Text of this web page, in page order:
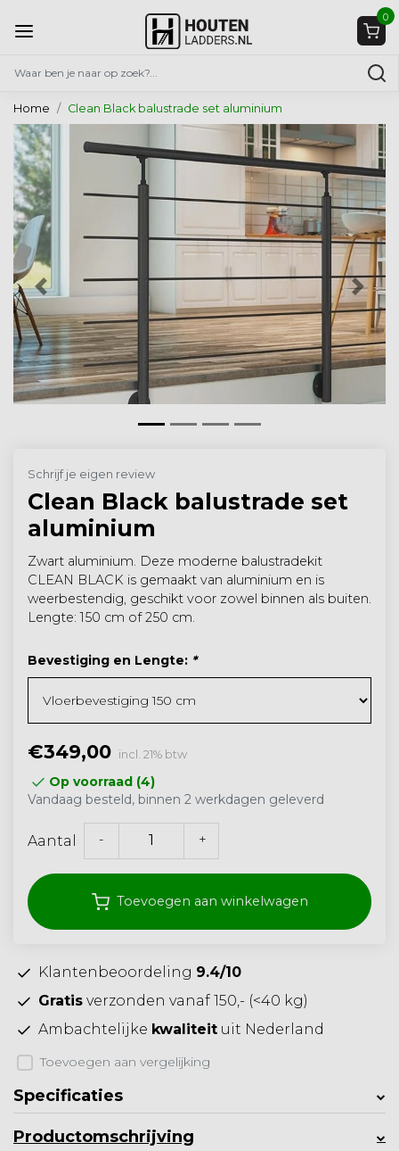
0
Home Clean Black balustrade set aluminium
Vorige
Schrijf je eigen review
Clean Black balustrade set
aluminium
Zwart aluminium. Deze moderne balustradekit
CLEAN BLACK is gemaakt van aluminium en is
weerbestendig, geschikt voor zowel binnen als buiten.
Lengte: 150 cm of 250 cm.
Bevestiging en Lengte: *
€349,00 incl. 21% btw
Op voorraad (4)
Vandaag besteld, binnen 2 werkdagen geleverd
Aantal - +
Toevoegen aan winkelwagen
Klantenbeoordeling 9.4/10
Gratis verzonden vanaf 150,- (<40 kg)
Ambachtelijke kwaliteit uit Nederland
Toevoegen aan vergelijking
Specificaties
Productomschrijving